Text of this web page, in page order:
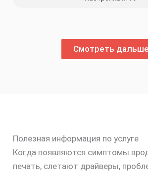
Смотреть дальше
Полезная информация по услуге
Когда появляются симптомы
печать, слетают драйверы,